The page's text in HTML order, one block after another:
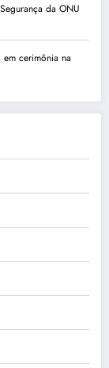
da ONU
cerimônia na